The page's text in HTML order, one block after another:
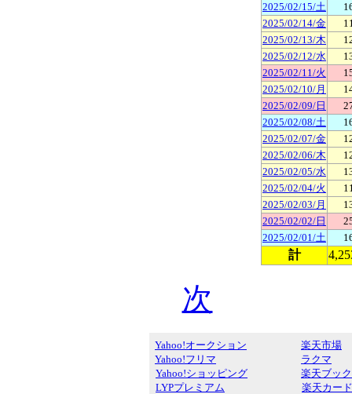
2025/02/15/土
2025/02/14/金
2025/02/13/木
2025/02/12/水
2025/02/11/火
2025/02/10/月
2025/02/09/日
2025/02/08/土
2025/02/07/金
2025/02/06/木
2025/02/05/水
2025/02/04/火
2025/02/03/月
2025/02/02/日
2025/02/01/土
計
次
Yahoo!オークション
Yahoo!フリマ
Yahoo!ショッピング
LYPプレミアム
楽天市場
ラクマ
楽天ブッ
楽天カード